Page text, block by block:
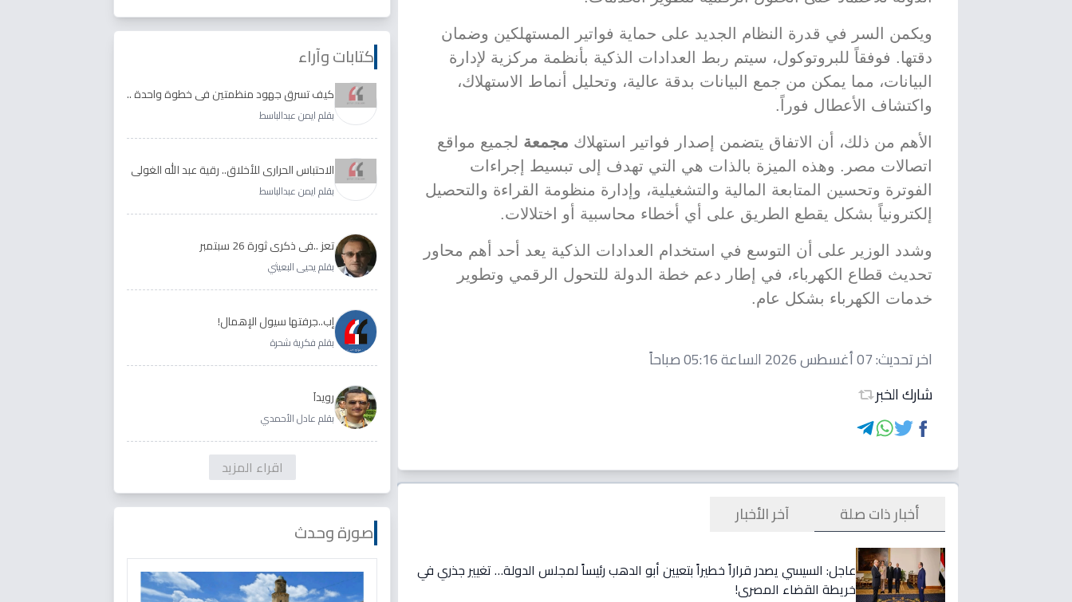
ويكمن السر في قدرة النظام الجديد على حماية فواتير المستهلكين وضمان
دقتها. فوفقاً للبروتوكول، سيتم ربط العدادات الذكية بأنظمة مركزية لإدارة
البيانات، مما يمكن من جمع البيانات بدقة عالية، وتحليل أنماط الاستهلاك،
واكتشاف الأعطال فوراً.
الأهم من ذلك، أن الاتفاق يتضمن إصدار فواتير استهلاك مجمعة لجميع مواقع
اتصالات مصر. وهذه الميزة بالذات هي التي تهدف إلى تبسيط إجراءات
الفوترة وتحسين المتابعة المالية والتشغيلية، وإدارة منظومة القراءة والتحصيل
إلكترونياً بشكل يقطع الطريق على أي أخطاء محاسبية أو اختلالات.
وشدد الوزير على أن التوسع في استخدام العدادات الذكية يعد أحد أهم محاور
تحديث قطاع الكهرباء، في إطار دعم خطة الدولة للتحول الرقمي وتطوير
خدمات الكهرباء بشكل عام.
اخر تحديث:07 أغسطس 2026 الساعة 05:16 صباحاً
شارك الخبر
أخبار ذات صلة آخر الأخبار
عاجل: السيسي يصدر قراراً خطيراً بتعيين أبو الدهب رئيساً لمجلس الدولة… تغيير جذري في
خريطة القضاء المصري!
كتابات وآراء
كيف تسرق جهود منظمتين في خطوة واحدة ..
الأجابة لدى رقية عبد الله الغولي وغدير طيره
بقلم ايمن عبدالباسط
الاحتباس الحراري للأخلاق.. رقية عبد الله الغولي
وغدير طيره نموذجا
بقلم ايمن عبدالباسط
تعز ..في ذكرى ثورة 26 سبتمبر
بقلم يحيى البعيثي
إب..جرفتها سيول الإهمال!
بقلم فكرية شحرة
رويداَ
بقلم عادل الأحمدي
اقراء المزيد
صورة وحدث